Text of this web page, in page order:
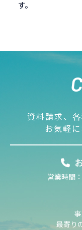
す。
資料請求、
お気軽
営業時間：
最寄り